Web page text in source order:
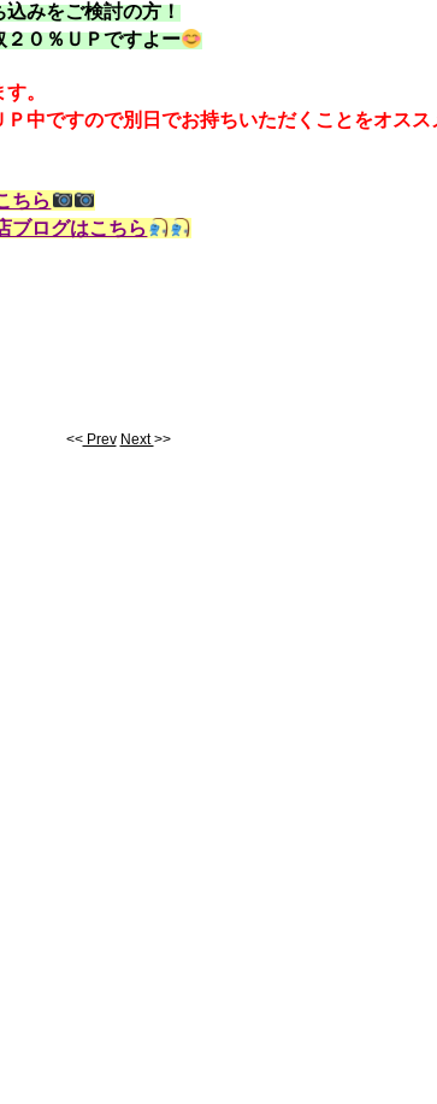
込みをご検討の方！
２０％ＵＰですよー
。
中ですので別日でお持ちいただくことをオスス
ちら
ブログはこちら
<<Prev Next>>